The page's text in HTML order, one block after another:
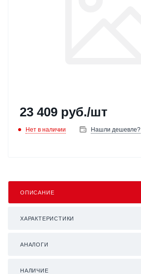
23 409 руб./шт
Нет в наличии Нашли дешевле?
ОПИСАНИЕ
ХАРАКТЕРИСТИКИ
АНАЛОГИ
НАЛИЧИЕ